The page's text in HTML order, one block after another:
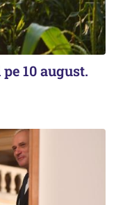
10 august.